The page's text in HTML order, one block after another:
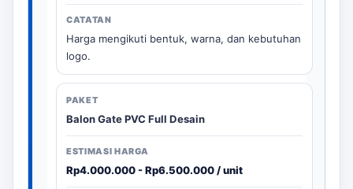
Harga mengikuti bentuk, warna, dan kebutuhan
logo.
Balon Gate PVC Full Desain
Rp4.000.000 - Rp6.500.000 / unit